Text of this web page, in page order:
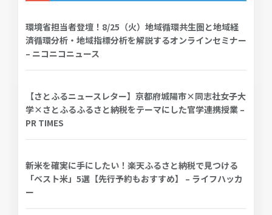
環境省担当者登壇！8/25（火）地域循環共生圏と地域経
済循環分析・地域指標分析を解説するオンラインセミナー
– ニコニコニュース
【さとふるニュースレター】京都府城陽市×同志社女子大
学×さとふるふるさと納税をテーマにした官学連携授業 –
PR TIMES
新米を確実に手にしたい！楽天ふるさと納税で見つける
「ベスト米」5選【先行予約もおすすめ】 – ライフハッカ
ー